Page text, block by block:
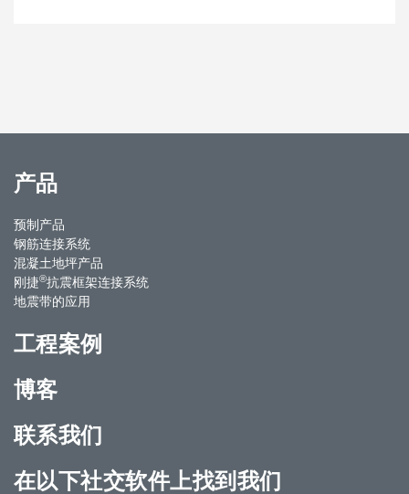
产品
预制产品
钢筋连接系统
混凝土地坪产品
刚捷®抗震框架连接系统
地震带的应用
工程案例
博客
联系我们
在以下社交软件上找到我们